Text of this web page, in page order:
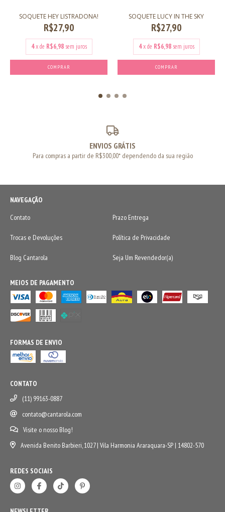
SOQUETE HEY LISTRADONA!
R$27,90
4 x de R$6,98 sem juros
COMPRAR
SOQUETE LUCY IN THE SKY
R$27,90
4 x de R$6,98 sem juros
COMPRAR
ENVIOS GRÁTIS
Para compras a partir de R$300,00* dependendo da sua região
NAVEGAÇÃO
Contato
Prazo Entrega
Trocas e Devoluções Política de Privacidade
Blog Cantarola Seja Um Revendedor(a)
MEIOS DE PAGAMENTO
FORMAS DE ENVIO
CONTATO
(11) 99163-0887
contato@cantarola.com
Visite o nosso Blog!
Avenida Benito Barbieri, 1027 | Vila Harmonia Araraquara-SP | 14802-570
REDES SOCIAIS